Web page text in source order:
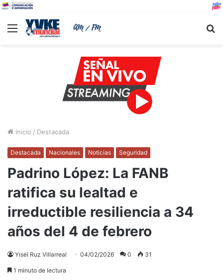
Menu
Inicio / Destacada
Destacada Nacionales Noticias Seguridad
Padrino López: La FANB
ratifica su lealtad e
irreductible resiliencia a 34
años del 4 de febrero
Yisel Ruz Villarreal 04/02/2026 0 31
1 minuto de lectura